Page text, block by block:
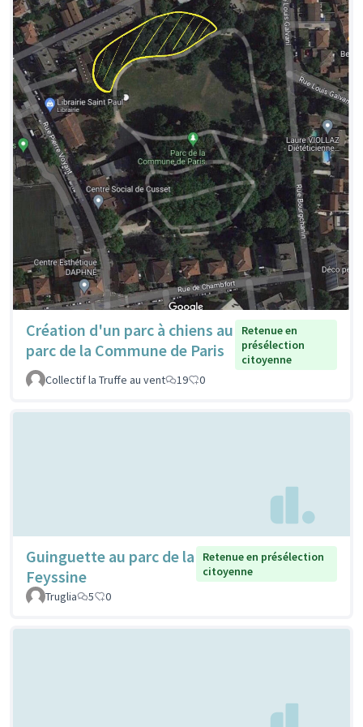
Création d'un parc à chiens au
parc de la Commune de Paris
Retenue en
présélection
citoyenne
Collectif la Truffe au vent
19 0
Guinguette au parc de la
Feyssine
Retenue en présélection
citoyenne
Truglia
5 0